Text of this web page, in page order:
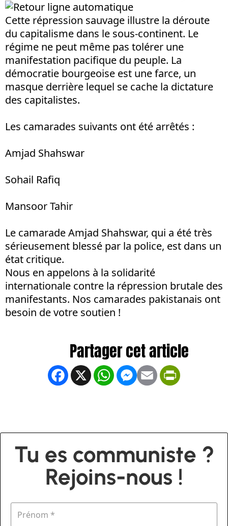
Cette répression sauvage illustre la déroute
du capitalisme dans le sous-continent. Le
régime ne peut même pas tolérer une
manifestation pacifique du peuple. La
démocratie bourgeoise est une farce, un
masque derrière lequel se cache la dictature
des capitalistes.
Les camarades suivants ont été arrêtés :
Amjad Shahswar
Sohail Rafiq
Mansoor Tahir
Le camarade Amjad Shahswar, qui a été très
sérieusement blessé par la police, est dans un
état critique.
Nous en appelons à la solidarité
internationale contre la répression brutale des
manifestants. Nos camarades pakistanais ont
besoin de votre soutien !
Facebook
X WhatsApp
Messenger
Email
Tu es communiste ?
Rejoins-nous !